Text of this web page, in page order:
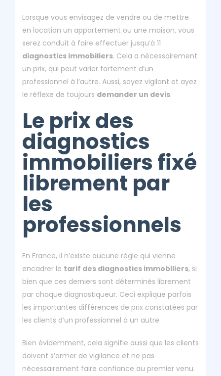
Lorsque vous envisagez de vendre ou de mettre
en location un appartement ou une maison, vous
serez conduit à faire effectuer jusqu’à 11
diagnostics immobiliers. Cela a nécessairement
un prix, qui peut varier fortement d’un
professionnel à l’autre. Aussi, soyez vigilant et ayez
le réflexe de toujours demander un devis.
Le prix des
diagnostics
immobiliers fixé
librement par
les
professionnels
En France, il n’existe aucune règle qui vienne
encadrer le tarif des diagnostics immobiliers, si
bien que ces derniers sont déterminés librement
par chaque diagnostiqueur. Ceci explique parfois
les importantes différences de prix constatées par
les clients d’un professionnel à un autre.
Bien évidemment, cela signifie aussi que les clients
doivent s’armer de vigilance et ne pas
nécessairement faire confiance au premier venu.